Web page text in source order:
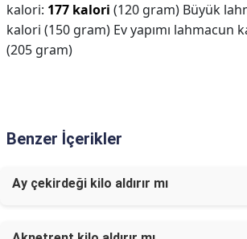
kalori: 177 kalori (120 gram) Büyük
kalori (150 gram) Ev yapımı lahmacun
(205 gram)
Benzer İçerikler
Ay çekirdeği kilo aldırır mı